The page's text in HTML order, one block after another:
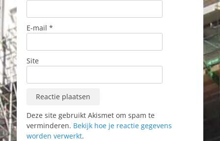
E-mail *
Site
Deze site gebruikt Akismet om spam te
verminderen. Bekijk hoe je reactie gegevens
worden verwerkt.